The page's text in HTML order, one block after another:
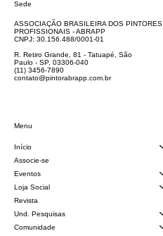
Sede
ASSOCIAÇÃO BRASILEIRA DOS PINTORES
PROFISSIONAIS - ABRAPP
CNPJ: 30.156.488/0001-01
R. Retiro Grande, 81 - Tatuapé, São
Paulo - SP, 03306-040
(11) 3456-7890
contato@pintorabrapp.com.br
Menu
Início
Associe-se
Eventos
Loja Social
Revista
Und. Pesquisas
Comunidade